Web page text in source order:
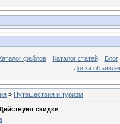
Каталог файлов Каталог статей
Блог
Доска
» Путешествия и туризм
скидки